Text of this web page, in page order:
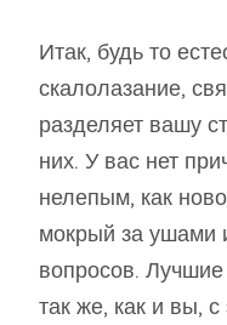
Итак, будь то
скалолазание,
разделяет вашу
них. У вас нет
нелепым, как
мокрый за ушами
вопросов.
так же, как и вы,